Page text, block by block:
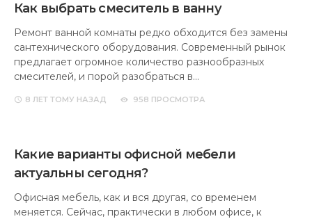
Как выбрать смеситель в ванну
Ремонт ванной комнаты редко обходится без замены
сантехнического оборудования. Современный рынок
предлагает огромное количество разнообразных
смесителей, и порой разобраться в…
8 ЛЕТ ТОМУ НАЗАД 958 ПРОСМОТРА
Какие варианты офисной мебели
актуальны сегодня?
Офисная мебель, как и вся другая, со временем
меняется. Сейчас, практически в любом офисе, к